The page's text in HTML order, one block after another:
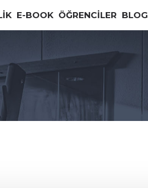
E-BOOK ÖĞRENCİLER BLOG